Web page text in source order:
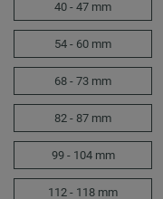
40 - 47 mm
54 - 60 mm
68 - 73 mm
82 - 87 mm
99 - 104 mm
112 - 118 mm